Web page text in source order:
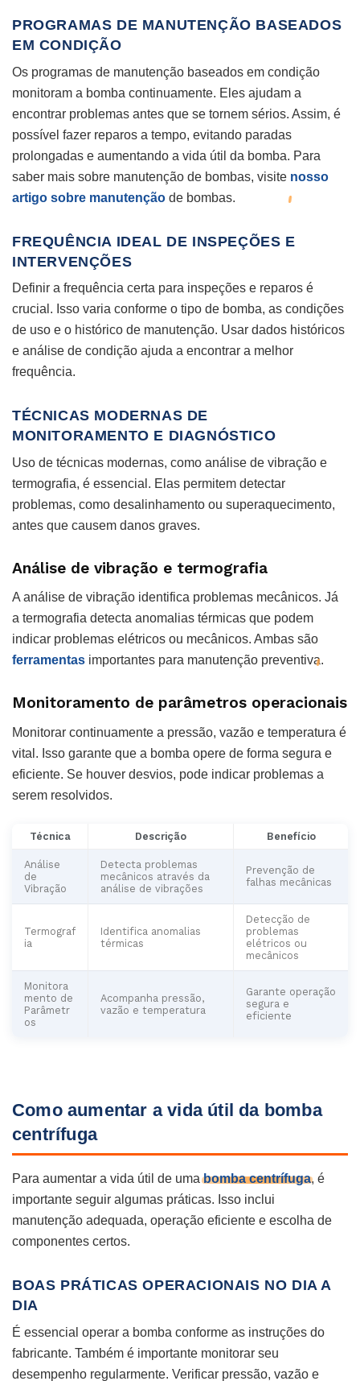
PROGRAMAS DE MANUTENÇÃO BASEADOS
EM CONDIÇÃO
Os programas de manutenção baseados em condição
monitoram a bomba continuamente. Eles ajudam a
encontrar problemas antes que se tornem sérios. Assim, é
possível fazer reparos a tempo, evitando paradas
prolongadas e aumentando a vida útil da bomba. Para
saber mais sobre manutenção de bombas, visite nosso
artigo sobre manutenção de bombas.
FREQUÊNCIA IDEAL DE INSPEÇÕES E
INTERVENÇÕES
Definir a frequência certa para inspeções e reparos é
crucial. Isso varia conforme o tipo de bomba, as condições
de uso e o histórico de manutenção. Usar dados históricos
e análise de condição ajuda a encontrar a melhor
frequência.
TÉCNICAS MODERNAS DE
MONITORAMENTO E DIAGNÓSTICO
Uso de técnicas modernas, como análise de vibração e
termografia, é essencial. Elas permitem detectar
problemas, como desalinhamento ou superaquecimento,
antes que causem danos graves.
Análise de vibração e termografia
A análise de vibração identifica problemas mecânicos. Já
a termografia detecta anomalias térmicas que podem
indicar problemas elétricos ou mecânicos. Ambas são
ferramentas importantes para manutenção preventiva.
Monitoramento de parâmetros operacionais
Monitorar continuamente a pressão, vazão e temperatura é
vital. Isso garante que a bomba opere de forma segura e
eficiente. Se houver desvios, pode indicar problemas a
serem resolvidos.
Técnica Descrição Benefício
Análise
de
Vibração
Detecta problemas
mecânicos através da
análise de vibrações
Prevenção de
falhas mecânicas
Termograf
ia
Identifica anomalias
térmicas
Detecção de
problemas
elétricos ou
mecânicos
Monitora
mento de
Parâmetr
os
Acompanha pressão,
vazão e temperatura
Garante operação
segura e
eficiente
Como aumentar a vida útil da bomba
centrífuga
Para aumentar a vida útil de umabomba centrífuga, é
importante seguir algumas práticas. Isso inclui
manutenção adequada, operação eficiente e escolha de
componentes certos.
BOAS PRÁTICAS OPERACIONAIS NO DIA A
DIA
É essencial operar a bomba conforme as instruções do
fabricante. Também é importante monitorar seu
desempenho regularmente. Verificar pressão, vazão e